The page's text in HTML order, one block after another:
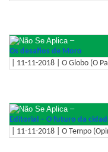
–
Os desafios de Moro
| 11-11-2018 | O Globo (O
–
Editorial – O futuro da
| 11-11-2018 | O Tempo